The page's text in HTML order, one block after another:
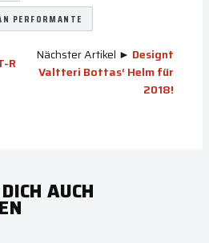
PERFORMANTE
R
Nächster Artikel ► Designt
Valtteri Bottas‘ Helm für
2018!
AUCH